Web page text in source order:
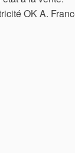
OK A.